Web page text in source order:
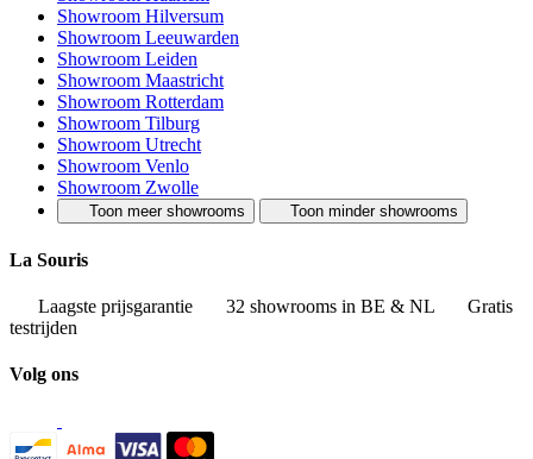
Showroom Hilversum
Showroom Leeuwarden
Showroom Leiden
Showroom Maastricht
Showroom Rotterdam
Showroom Tilburg
Showroom Utrecht
Showroom Venlo
Showroom Zwolle
Toon meer showrooms Toon minder showrooms
La Souris
Laagste prijsgarantie 32 showrooms in BE & NL
Gratis
testrijden
Volg ons